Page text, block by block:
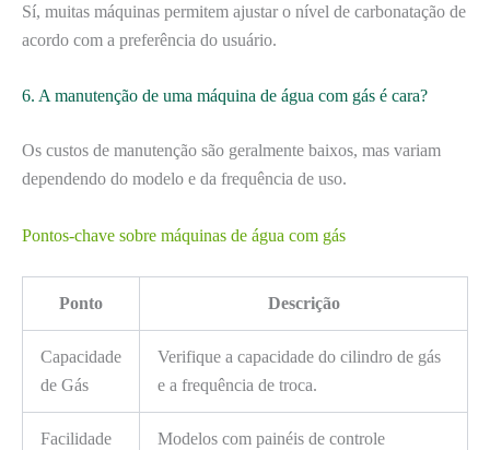
Sí, muitas máquinas permitem ajustar o nível de carbonatação de
acordo com a preferência do usuário.
6. A manutenção de uma máquina de água com gás é cara?
Os custos de manutenção são geralmente baixos, mas variam
dependendo do modelo e da frequência de uso.
Pontos-chave sobre máquinas de água com gás
Ponto Descrição
Capacidade
de Gás
Verifique a capacidade do cilindro de gás
e a frequência de troca.
Facilidade
Modelos com painéis de controle